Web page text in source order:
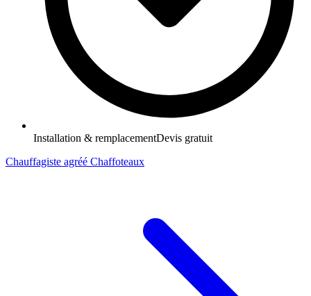
Installation & remplacementDevis gratuit
Chauffagiste agréé Chaffoteaux